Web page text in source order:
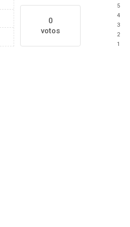
0
votos
5
4
3
2
1